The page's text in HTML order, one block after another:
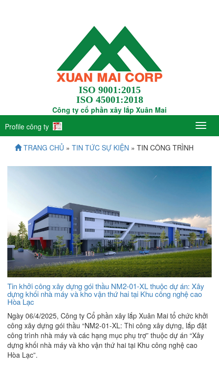
ISO 9001:2015
ISO 45001:2018
Công ty cổ phần xây lắp Xuân Mai
Profile công ty
TRANG CHỦ » TIN TỨC SỰ KIỆN » TIN CÔNG TRÌNH
Tin khởi công xây dựng gói thầu NM2-01-XL thuộc dự án: Xây
dựng khối nhà máy và kho vận thứ hai tại Khu công nghệ cao
Hòa Lạc
Ngày 06/4/2025, Công ty Cổ phần xây lắp Xuân Mai tổ chức khởi
công xây dựng gói thầu “NM2-01-XL: Thi công xây dựng, lắp đặt
công trình nhà máy và các hạng mục phụ trợ” thuộc dự án “Xây
dựng khối nhà máy và kho vận thứ hai tại Khu công nghệ cao
Hòa Lạc”.